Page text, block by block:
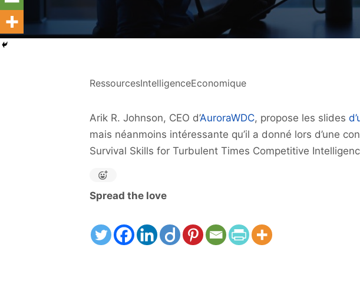
RessourcesIntelligenceEconomique
Arik R. Johnson, CEO d’AuroraWDC, propose les slides
mais néanmoins intéressante qu’il a donné lors d’une
Survival Skills for Turbulent Times Competitive
Spread the love